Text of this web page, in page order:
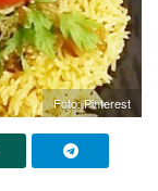
Foto: Pinterest